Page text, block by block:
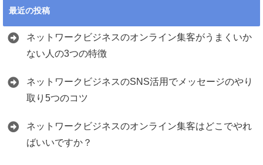
最近の投稿
ネットワークビジネスのオンライン集客がうまくいか
ない人の3つの特徴
ネットワークビジネスのSNS活用でメッセージのやり
取り5つのコツ
ネットワークビジネスのオンライン集客はどこでやれ
ばいいですか？